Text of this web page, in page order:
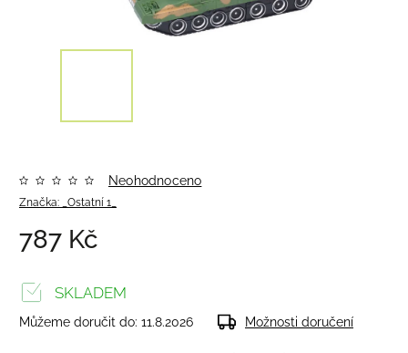
Značka: _Ostatní 1_
Neohodnoceno
787 Kč
SKLADEM
Můžeme doručit do: 11.8.2026 Možnosti doručení